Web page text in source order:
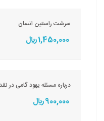
سرشت راستین انسان
1,450,000 ريال
درباره مسئله یهود گامی در
900,000 ريال